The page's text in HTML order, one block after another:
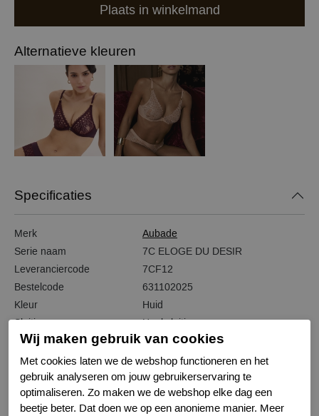
Plaats in winkelmand
Alternatieve kleuren
Specificaties
Merk
Aubade
Serie naam
7C ELOGE DU DESIR
Leveranciercode
7CF12
Bestelcode
631102025
Kleur
Huid
Sluiting
Haaksluiting
Wasvoorschrift
handwas
Nachtmode
Verstelbare bandjes
Kenmerk
Niet voorgevormd met beugel
Wij maken gebruik van cookies
Met cookies laten we de webshop functioneren en het
gebruik analyseren om jouw gebruikerservaring te
optimaliseren. Zo maken we de webshop elke dag een
beetje beter. Dat doen we op een anonieme manier. Meer